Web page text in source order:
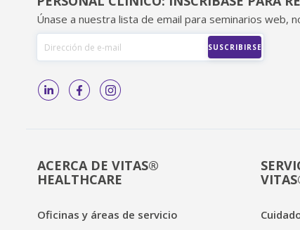
Únase a nuestra lista de email para seminarios web,
ACERCA DE VITAS®
HEALTHCARE
Oficinas y áreas de servicio